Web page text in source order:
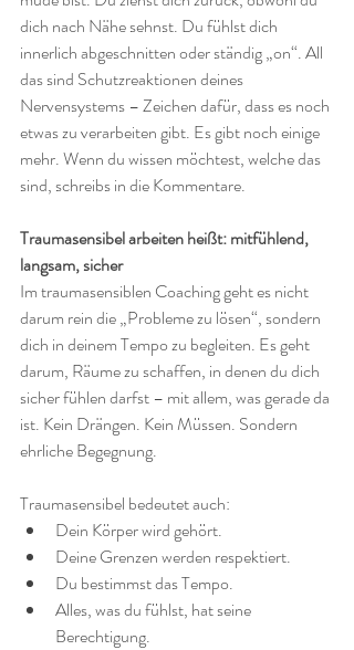
dich nach Nähe sehnst. Du fühlst dich
innerlich abgeschnitten oder ständig „on“. All
das sind Schutzreaktionen deines
Nervensystems – Zeichen dafür, dass es noch
etwas zu verarbeiten gibt. Es gibt noch einige
mehr. Wenn du wissen möchtest, welche das
sind, schreibs in die Kommentare.
Traumasensibel arbeiten heißt: mitfühlend,
langsam, sicher
Im traumasensiblen Coaching geht es nicht
darum rein die „Probleme zu lösen“, sondern
dich in deinem Tempo zu begleiten. Es geht
darum, Räume zu schaffen, in denen du dich
sicher fühlen darfst – mit allem, was gerade da
ist. Kein Drängen. Kein Müssen. Sondern
ehrliche Begegnung.
Traumasensibel bedeutet auch:
Dein Körper wird gehört.
Deine Grenzen werden respektiert.
Du bestimmst das Tempo.
Alles, was du fühlst, hat seine
Berechtigung.